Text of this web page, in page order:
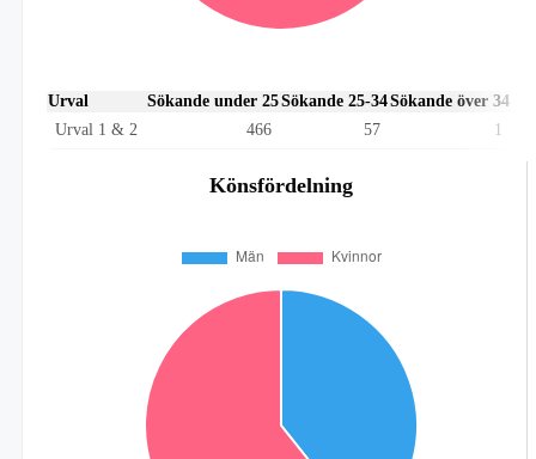
Urval Sökande under 25Sökande 25-34Sökande över 34
Urval 1 & 2
466 57 1
Könsfördelning